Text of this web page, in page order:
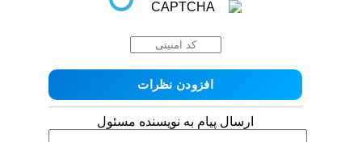
ارسال پیام به نویسنده مسئول